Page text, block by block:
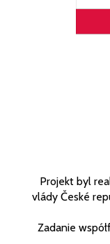
Projekt byl
vlády České
Zadanie